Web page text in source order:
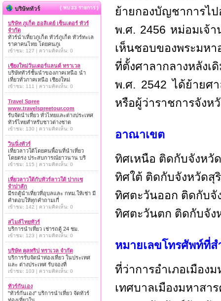
ย้ายกองบัญชาการไ
พ.ศ. 2456 หม่อมเจ้
เห็นชอบของพระมห
ที่ตั้งศาลากลางหลัง
พ.ศ. 2542 ได้ย้ายศ
หรือผู้ว่าราชการจังห
อาณาเขต
ทิศเหนือ ติดกับจังห
ทิศใต้ ติดกับจังหวัดสุ
ทิศตะวันออก ติดกับจั
ทิศตะวันตก ติดกับจั
หมายเลขโทรศัพท์ที่
ที่ว่าการอำเภอเมือง
เทศบาลเมืองมหาสา
บริษัททัวร์ { พบ 33 รายการ }
บริษัท ภูเก็ต ฮอลิเดย์ เซ็นเตอร์ ทัวร์
จำกัด
ทัวร์นำเที่ยวภูเก็ต ทัวร์ภูเก็ต ทัวร์ทะเล
ราคาคนไทย โดยคนภูเ
เข้าชม: 127 | ความคิดเห็น: 0
เชียงใหม่วันเดอร์แลนด์ ทราเวล
บริษัททัวร์ชั้นนำของภาคเหนือ นำ
เที่ยวทั่วภาคเหนือ เชียงใหม่
เข้าชม: 111 | ความคิดเห็น: 0
Travel Spree
www.travelspreetour.com
รับจัดนำเที่ยว ทั่วไทยและต่างประเทศ
ทัวร์ไทยสำหรับชาวต่างชาต
เข้าชม: 130 | ความคิดเห็น: 0
วินนิ่งทัวร์
เที่ยวลาวใต้โดยคนพื้อนที่นำเที่ยว
โดยตรง ประสบการณ์ยาวนาน บริ
เข้าชม: 115 | ความคิดเห็น: 0
เที่ยวลาวใต้กับทัวร์ลาวใต้ ปากเซ
จำปาสัก
มีรถตู้นำเที่ยวที่อุบลและ กทม.ให้เช่า มี
คำตอบให้ทุกคำถามเกี่
เข้าชม: 142 | ความคิดเห็น: 0
สไมล์ไทยทัวร์
บริการนำเที่ยว เช่ารถตู้ 24 ชม.
เข้าชม: 123 | ความคิดเห็น: 0
บริษัท คูลทริป ทราเวล จำกัด
บริการรับจัดนำท่องเที่ยว ในประเทศ
และ ต่างประเทศ รับจองที่
เข้าชม: 103 | ความคิดเห็น: 0
ทัวร์กันเอง
"ทัวร์กันเอง" บริการนำเที่ยว จัดทัวร์